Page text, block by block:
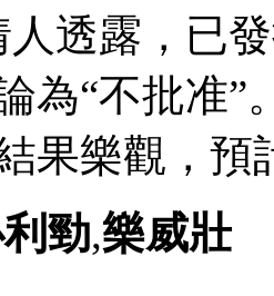
人透露，已
為“不批准”
果樂觀，預
勁,樂威壯